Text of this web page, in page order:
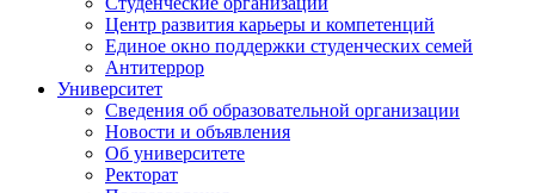
Центр развития карьеры и компетенций
Единое окно поддержки студенческих семей
Антитеррор
Университет
Сведения об образовательной организации
Новости и объявления
Об университете
Ректорат